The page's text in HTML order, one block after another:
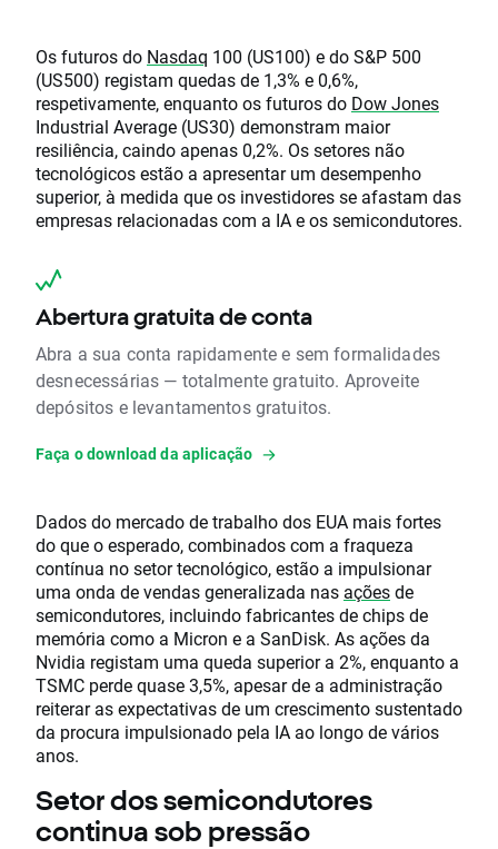
Os futuros do Nasdaq 100 (US100) e do S&P 500
(US500) registam quedas de 1,3% e 0,6%,
respetivamente, enquanto os futuros do Dow Jones
Industrial Average (US30) demonstram maior
resiliência, caindo apenas 0,2%. Os setores não
tecnológicos estão a apresentar um desempenho
superior, à medida que os investidores se afastam das
empresas relacionadas com a IA e os semicondutores.
Abertura gratuita de conta
Abra a sua conta rapidamente e sem formalidades
desnecessárias — totalmente gratuito. Aproveite
depósitos e levantamentos gratuitos.
Faça o download da aplicação
Dados do mercado de trabalho dos EUA mais fortes
do que o esperado, combinados com a fraqueza
contínua no setor tecnológico, estão a impulsionar
uma onda de vendas generalizada nas açõesde
semicondutores, incluindo fabricantes de chips de
memória como a Micron e a SanDisk. As ações da
Nvidia registam uma queda superior a 2%, enquanto a
TSMC perde quase 3,5%, apesar de a administração
reiterar as expectativas de um crescimento sustentado
da procura impulsionado pela IA ao longo de vários
anos.
Setor dos semicondutores
continua sob pressão